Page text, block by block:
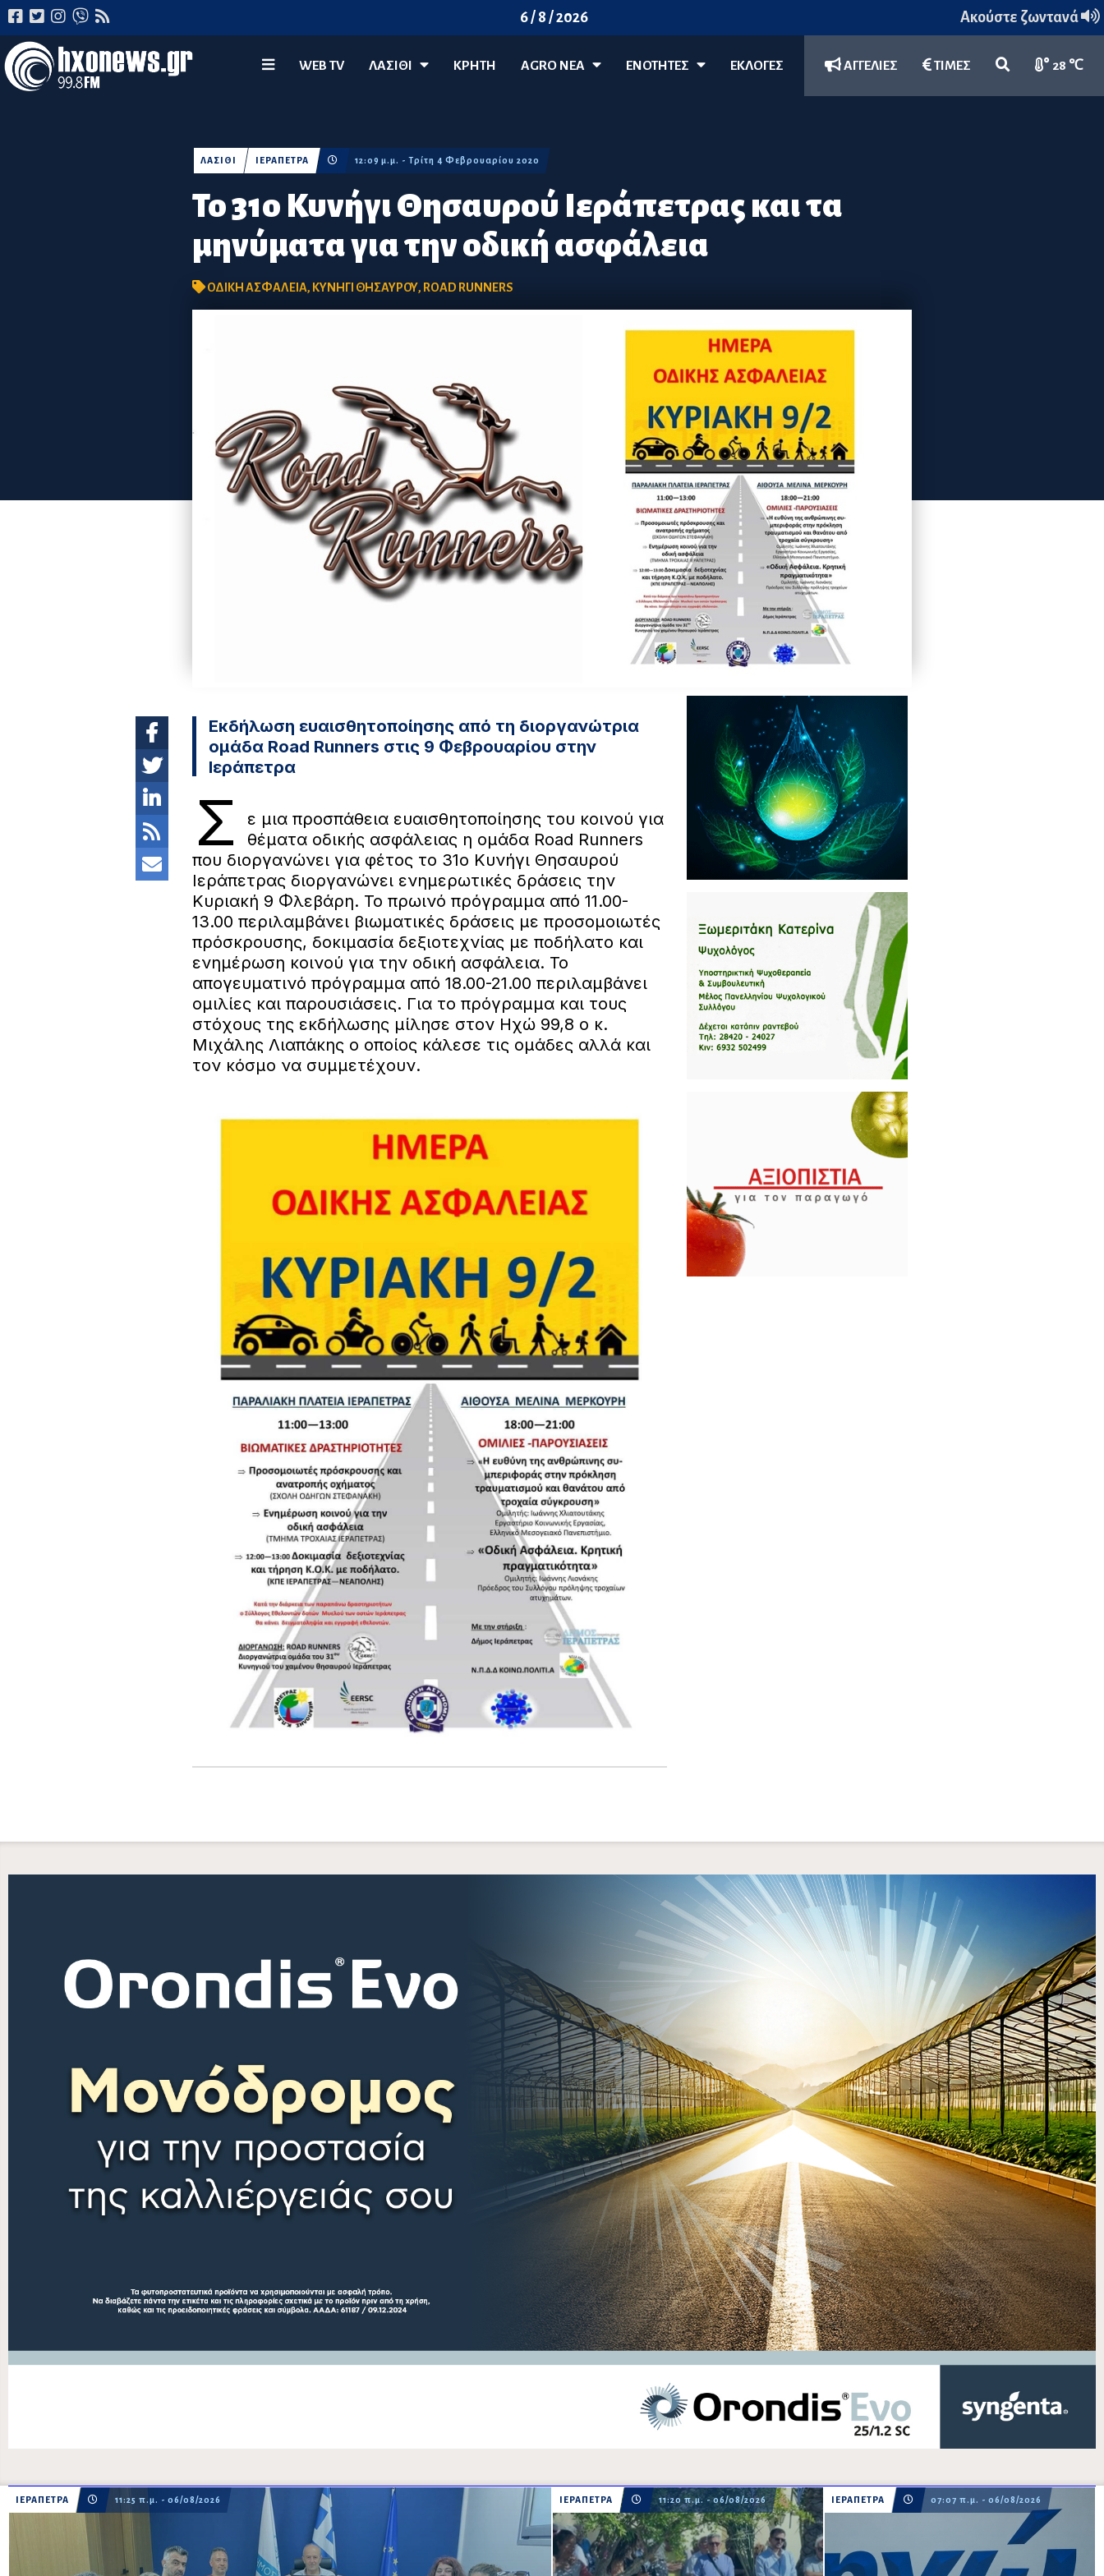
6 / 8 / 2026 Ακούστε ζωντανά
WEB TV ΛΑΣΊΘΙ ΚΡΗΤΗ AGRO ΝΈΑ ΕΝΟΤΗΤΕΣ ΕΚΛΟΓΕΣ ΑΓΓΕΛΙΕΣ ΤΙΜΕΣ 28 ℃
Το 31ο Κυνήγι Θησαυρού Ιεράπετρας και τα
μηνύματα για την οδική ασφάλεια
ΛΑΣΙΘΙ ΙΕΡΑΠΕΤΡΑ 12:09 μ.μ. - Τρίτη 4 Φεβρουαρίου 2020
ΟΔΙΚΗ ΑΣΦΑΛΕΙΑ, ΚΥΝΗΓΙ ΘΗΣΑΥΡΟΥ, ROAD RUNNERS
Εκδήλωση ευαισθητοποίησης από τη διοργανώτρια
ομάδα Road Runners στις 9 Φεβρουαρίου στην
Ιεράπετρα
Σ
ε μια προσπάθεια ευαισθητοποίησης του κοινού για
θέματα οδικής ασφάλειας η ομάδα Road Runners
που διοργανώνει για φέτος το 31ο Κυνήγι Θησαυρού
Ιεράπετρας διοργανώνει ενημερωτικές δράσεις την
Κυριακή 9 Φλεβάρη. Το πρωινό πρόγραμμα από 11.00-
13.00 περιλαμβάνει βιωματικές δράσεις με προσομοιωτές
πρόσκρουσης, δοκιμασία δεξιοτεχνίας με ποδήλατο και
ενημέρωση κοινού για την οδική ασφάλεια. Το
απογευματινό πρόγραμμα από 18.00-21.00 περιλαμβάνει
ομιλίες και παρουσιάσεις. Για το πρόγραμμα και τους
στόχους της εκδήλωσης μίλησε στον Ηχώ 99,8 ο κ.
Μιχάλης Λιαπάκης ο οποίος κάλεσε τις ομάδες αλλά και
τον κόσμο να συμμετέχουν.
ΙΕΡΑΠΕΤΡΑ 11:25 π.μ. - 06/08/2026 ΙΕΡΑΠΕΤΡΑ 11:20 π.μ. - 06/08/2026 ΙΕΡΑΠΕΤΡΑ 07:07 π.μ. - 06/08/2026